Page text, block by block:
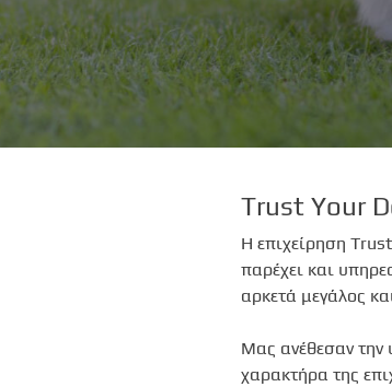
Trust Your
Η επιχείρηση
παρέχει και
αρκετά μεγάλος
Μας ανέθεσαν την
χαρακτήρα της